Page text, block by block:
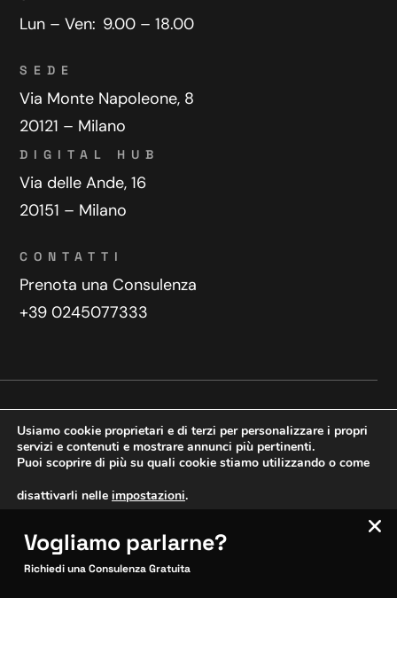
Lun – Ven: 9.00 – 18.00
SEDE
Via Monte Napoleone, 8
20121 – Milano
DIGITAL HUB
Via delle Ande, 16
20151 – Milano
CONTATTI
Prenota una Consulenza
+39 0245077333
Copyright © 2025 WeDoDigital
Creazione e sviluppo siti web
SITOCERTO®
Questo sito è attendibile
Usiamo cookie proprietari e di terzi per personalizzare i propri
servizi e contenuti e mostrare annunci più pertinenti.
Puoi scoprire di più su quali cookie stiamo utilizzando o come
disattivarli nelle impostazioni.
Accetta Impostazioni
Vogliamo parlarne?
Richiedi una Consulenza Gratuita